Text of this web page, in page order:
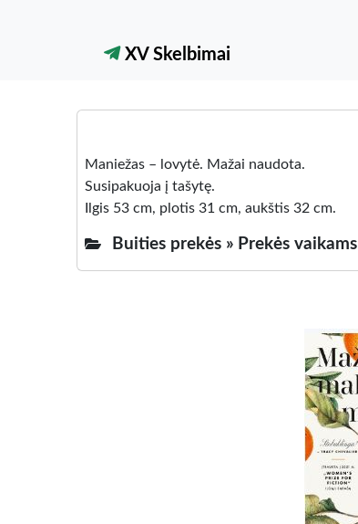
XV Skelbimai
Maniežas – lovytė. Mažai naudota.
Susipakuoja į tašytę.
Ilgis 53 cm, plotis 31 cm, aukštis 32 cm.
Buities prekės » Prekės vaikams